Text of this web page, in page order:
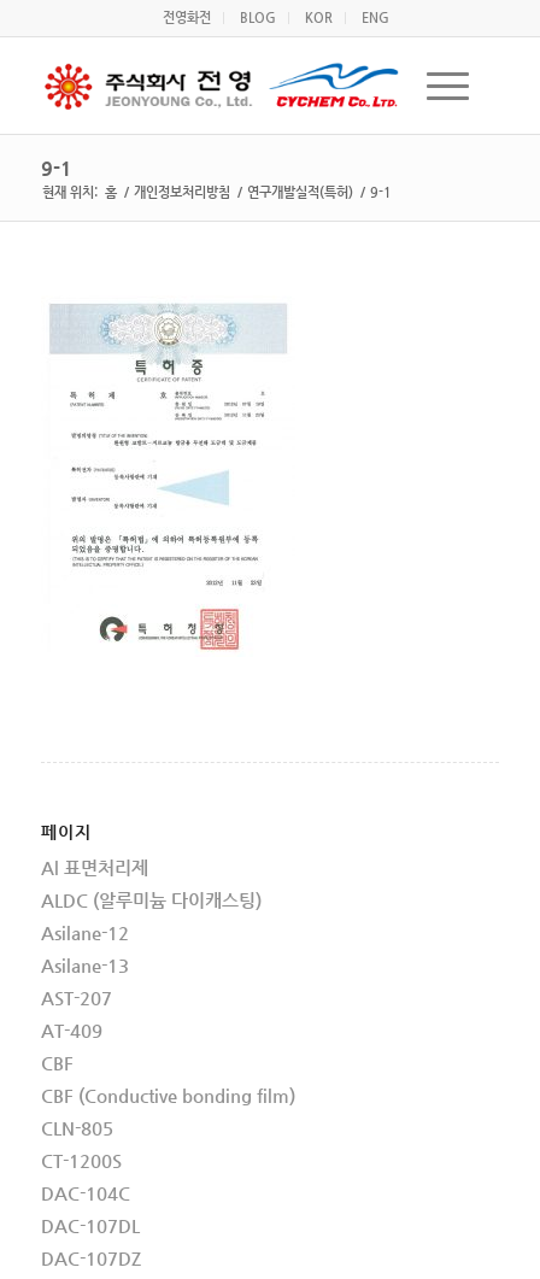
전영화전 BLOG KOR ENG
9-1
현재 위치: 홈 / 개인정보처리방침 / 연구개발실적(특허) / 9-1
페이지
Al 표면처리제
ALDC (알루미늄 다이캐스팅)
Asilane-12
Asilane-13
AST-207
AT-409
CBF
CBF (Conductive bonding film)
CLN-805
CT-1200S
DAC-104C
DAC-107DL
DAC-107DZ